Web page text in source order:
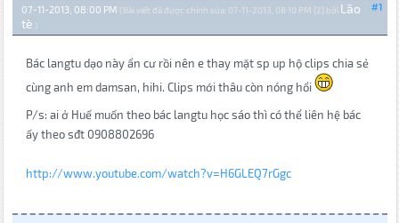
#1
07-11-2013, 08:00 PM (Bài viết đã được chỉnh sửa: 07-11-2013, 08:10 PM {2} bởi Lão
tè .)
Bác langtu dạo này ẩn cư rồi nên e thay mặt sp up hộ clips chia sẻ
cùng anh em damsan, hihi. Clips mới thâu còn nóng hổi
P/s: ai ở Huế muốn theo bác langtu học sáo thì có thể liên hệ bác
ấy theo sđt 0908802696
http://www.youtube.com/watch?v=H6GLEQ7rGgc